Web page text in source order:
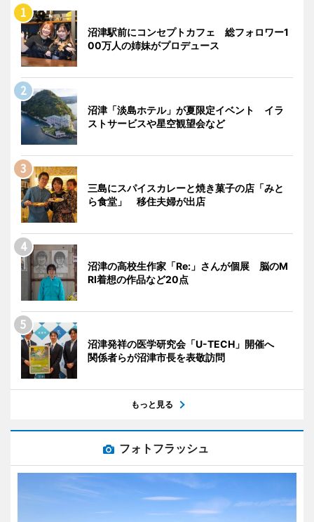
沼津駅前にコンセプトカフェ 総フォロワー1
00万人の姉妹がプロデュース
沼津「淡島ホテル」が夏限定イベント イラ
ストサービスや星空観望会など
三島にスパイスカレーと焼き菓子の店「みと
ら食堂」 移住夫婦が出店
沼津の高校生作家「Re:」さんが個展 脳のM
RI着想の作品など20点
沼津発祥の医学研究会「U-TECH」開催へ
関係者らが沼津市長を表敬訪問
もっと見る
フォトフラッシュ